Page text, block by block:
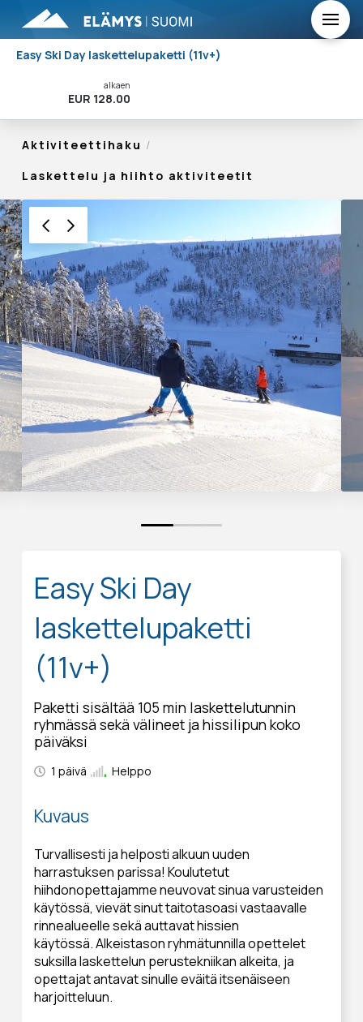
Easy Ski Day laskettelupaketti (11v+)
alkaen
EUR 128.00
Aktiviteettihaku /
Laskettelu ja hiihto aktiviteetit
0 1 2 3
Easy Ski Day
laskettelupaketti
(11v+)
Paketti sisältää 105 min laskettelutunnin
ryhmässä sekä välineet ja hissilipun koko
päiväksi
1 päivä Helppo
Kuvaus
Turvallisesti ja helposti alkuun uuden
harrastuksen parissa! Koulutetut
hiihdonopettajamme neuvovat sinua varusteiden
käytössä, vievät sinut taitotasoasi vastaavalle
rinnealueelle sekä auttavat hissien
käytössä. Alkeistason ryhmätunnilla opettelet
suksilla laskettelun perustekniikan alkeita, ja
opettajat antavat sinulle eväitä itsenäiseen
harjoitteluun.